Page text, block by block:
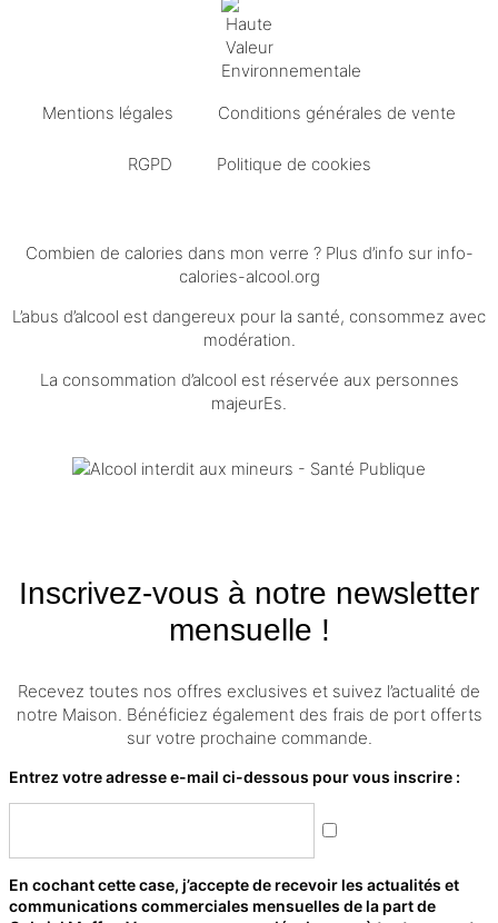
Mentions légales Conditions générales de vente
RGPD Politique de cookies
Combien de calories dans mon verre ? Plus d’info sur info-
calories-alcool.org
L’abus d’alcool est dangereux pour la santé, consommez avec
modération.
La consommation d’alcool est réservée aux personnes
majeurEs.
Inscrivez-vous à notre newsletter
mensuelle !
Recevez toutes nos offres exclusives et suivez l’actualité de
notre Maison. Bénéficiez également des frais de port offerts
sur votre prochaine commande.
Entrez votre adresse e-mail ci-dessous pour vous inscrire :
En cochant cette case, j’accepte de recevoir les actualités et
communications commerciales mensuelles de la part de